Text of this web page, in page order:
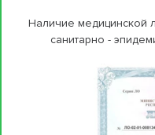
Наличие медицинской
санитарно -